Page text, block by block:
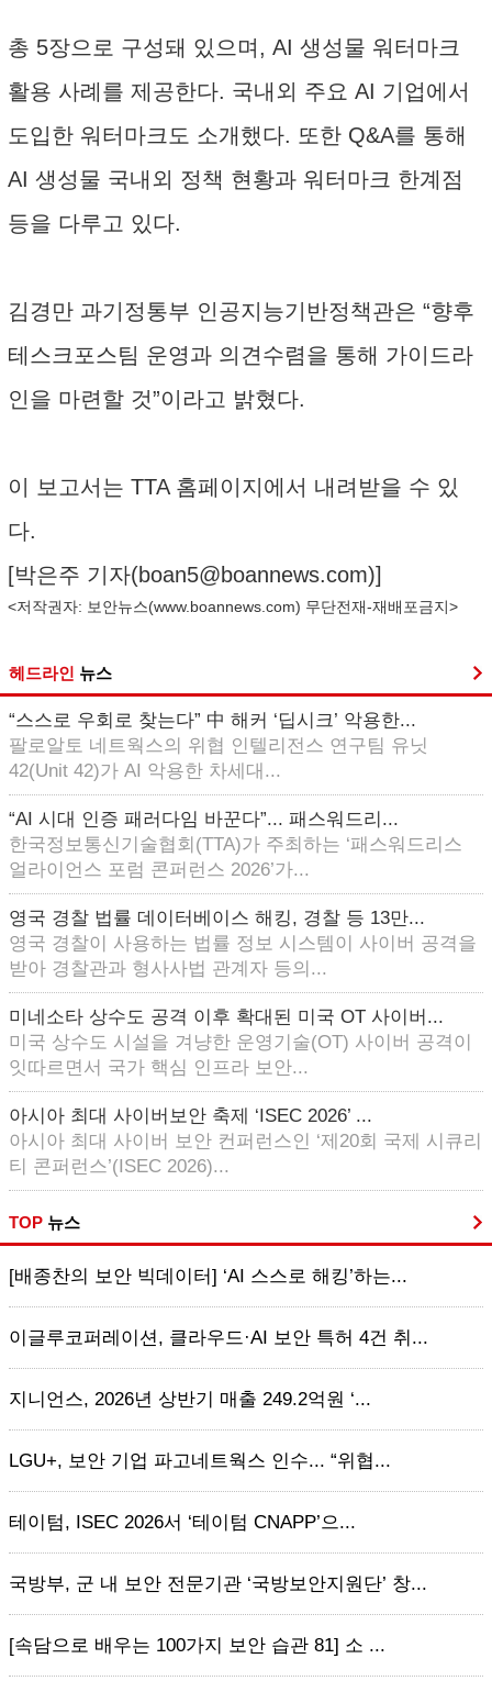
총 5장으로 구성돼 있으며, AI 생성물 워터마크
활용 사례를 제공한다. 국내외 주요 AI 기업에서
도입한 워터마크도 소개했다. 또한 Q&A를 통해
AI 생성물 국내외 정책 현황과 워터마크 한계점
등을 다루고 있다.
김경만 과기정통부 인공지능기반정책관은 “향후
테스크포스팀 운영과 의견수렴을 통해 가이드라
인을 마련할 것”이라고 밝혔다.
이 보고서는 TTA 홈페이지에서 내려받을 수 있
다.
[박은주 기자(boan5@boannews.com)]
<저작권자: 보안뉴스(www.boannews.com) 무단전재-재배포금지>
헤드라인 뉴스
“스스로 우회로 찾는다” 中 해커 ‘딥시크’ 악용한...
팔로알토 네트웍스의 위협 인텔리전스 연구팀 유닛
42(Unit 42)가 AI 악용한 차세대...
“AI 시대 인증 패러다임 바꾼다”... 패스워드리...
한국정보통신기술협회(TTA)가 주최하는 ‘패스워드리스
얼라이언스 포럼 콘퍼런스 2026’가...
영국 경찰 법률 데이터베이스 해킹, 경찰 등 13만...
영국 경찰이 사용하는 법률 정보 시스템이 사이버 공격을
받아 경찰관과 형사사법 관계자 등의...
미네소타 상수도 공격 이후 확대된 미국 OT 사이버...
미국 상수도 시설을 겨냥한 운영기술(OT) 사이버 공격이
잇따르면서 국가 핵심 인프라 보안...
아시아 최대 사이버보안 축제 ‘ISEC 2026’ ...
아시아 최대 사이버 보안 컨퍼런스인 ‘제20회 국제 시큐리
티 콘퍼런스’(ISEC 2026)...
TOP 뉴스
[배종찬의 보안 빅데이터] ‘AI 스스로 해킹’하는...
이글루코퍼레이션, 클라우드·AI 보안 특허 4건 취...
지니언스, 2026년 상반기 매출 249.2억원 ‘...
LGU+, 보안 기업 파고네트웍스 인수... “위협...
테이텀, ISEC 2026서 ‘테이텀 CNAPP’으...
국방부, 군 내 보안 전문기관 ‘국방보안지원단’ 창...
[속담으로 배우는 100가지 보안 습관 81] 소 ...